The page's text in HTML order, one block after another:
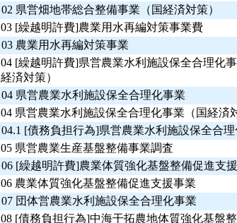
02 県営畑地帯総合整備事業（国経済対策）
03 [繰越明許費]農業用水再編対策事業費
03 農業用水再編対策事業
04 [繰越明許費]県営農業水利施設保全合理化
経済対策）
04 県営農業水利施設保全合理化事業
04 県営農業水利施設保全合理化事業（国経済
04.1 [債務負担行為]県営農業水利施設保全合
05 県営農業生産基盤整備事業調査
06 [繰越明許費]農業体質強化基盤整備促進支
06 農業体質強化基盤整備促進支援事業
07 団体営農業水利施設保全合理化事業
08 [債務負担行為]中海干拓農地体質強化基盤